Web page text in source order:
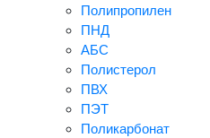
Полипропилен
ПНД
АБС
Полистерол
ПВХ
ПЭТ
Поликарбонат